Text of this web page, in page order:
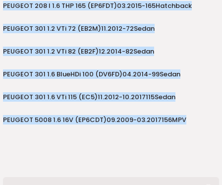
PEUGEOT 208 I 1.6 THP 165 (EP6FDT)03.2015-165Hatchback
PEUGEOT 301 1.2 VTi 72 (EB2M)11.2012-72Sedan
PEUGEOT 301 1.2 VTi 82 (EB2F)12.2014-82Sedan
PEUGEOT 301 1.6 BlueHDi 100 (DV6FD)04.2014-99Sedan
PEUGEOT 301 1.6 VTi 115 (EC5)11.2012-10.2017115Sedan
PEUGEOT 5008 1.6 16V (EP6CDT)09.2009-03.2017156MPV